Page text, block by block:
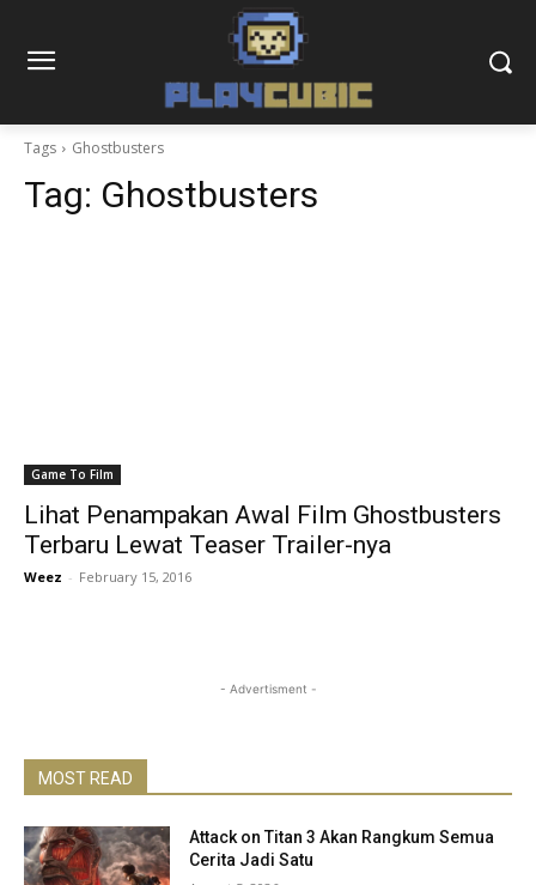
Tags Ghostbusters
Tag: Ghostbusters
Game To Film
Lihat Penampakan Awal Film Ghostbusters
Terbaru Lewat Teaser Trailer-nya
Weez - February 15, 2016
- Advertisment -
MOST READ
Attack on Titan 3 Akan Rangkum Semua
Cerita Jadi Satu